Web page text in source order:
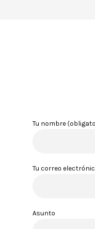
Tu nombre
Tu correo
Asunto